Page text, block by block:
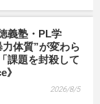
義塾・PL学
体質”が変わら
課題を封殺して
》
2026/8/5